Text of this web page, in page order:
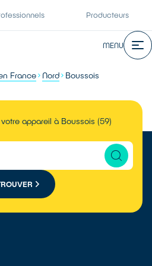
Producteurs
MENU
France Nord Boussois
appareil à Boussois (59)